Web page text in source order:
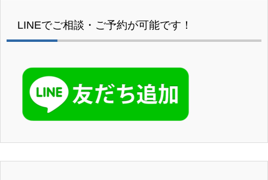
LINEでご相談・ご予約が可能です！